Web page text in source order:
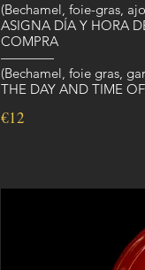
(Bechamel, foie-gras,
ASIGNA DÍA Y HORA
COMPRA
————
(Bechamel, foie gras,
THE DAY AND TIME
€12